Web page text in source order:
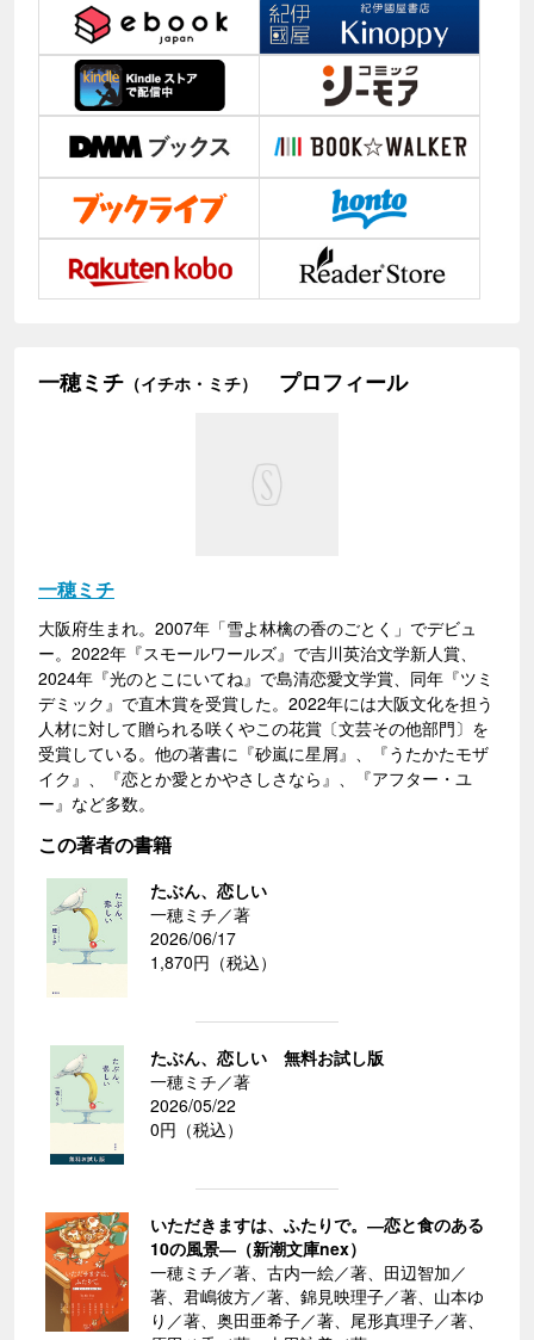
一穂ミチ （イチホ・ミチ） プロフィール
一穂ミチ
大阪府生まれ。2007年「雪よ林檎の香のごとく」でデビュ
ー。2022年『スモールワールズ』で吉川英治文学新人賞、
2024年『光のとこにいてね』で島清恋愛文学賞、同年『ツミ
デミック』で直木賞を受賞した。2022年には大阪文化を担う
人材に対して贈られる咲くやこの花賞〔文芸その他部門〕を
受賞している。他の著書に『砂嵐に星屑』、『うたかたモザ
イク』、『恋とか愛とかやさしさなら』、『アフター・ユ
ー』など多数。
この著者の書籍
たぶん、恋しい
一穂ミチ／著
2026/06/17
1,870円（税込）
たぶん、恋しい 無料お試し版
一穂ミチ／著
2026/05/22
0円（税込）
いただきますは、ふたりで。―恋と食のある
10の風景―（新潮文庫nex）
一穂ミチ／著、古内一絵／著、田辺智加／
著、君嶋彼方／著、錦見映理子／著、山本ゆ
り／著、奥田亜希子／著、尾形真理子／著、